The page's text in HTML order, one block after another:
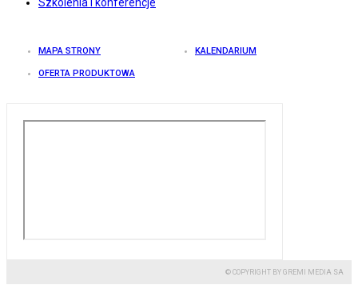
MAPA STRONY KALENDARIUM
OFERTA PRODUKTOWA
© COPYRIGHT BY GREMI MEDIA SA